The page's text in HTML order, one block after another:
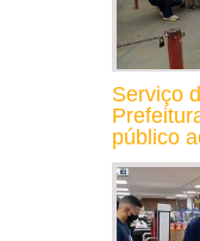
Serviço
público